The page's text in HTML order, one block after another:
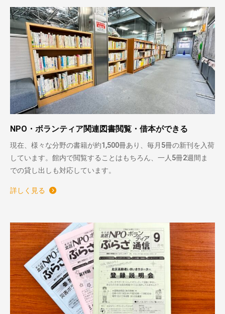
NPO・ボランティア関連図書閲覧・借本ができる
現在、様々な分野の書籍が約1,500冊あり、毎月5冊の新刊を入荷
しています。館内で閲覧することはもちろん、一人5冊2週間ま
での貸し出しも対応しています。
詳しく見る